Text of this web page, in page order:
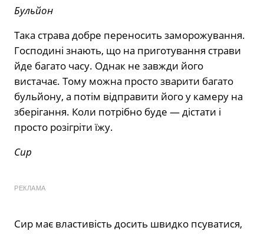
Бульйон
Така страва добре переносить заморожування.
Господині знають, що на приготування страви
йде багато часу. Однак не завжди його
вистачає. Тому можна просто зварити багато
бульйону, а потім відправити його у камеру на
зберігання. Коли потрібно буде — дістати і
просто розігріти їжу.
Сир
РЕКЛАМА
Сир має властивість досить швидко псуватися,